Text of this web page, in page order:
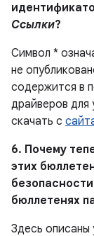
Ссылки?
Символ *
не
содержится в
драйверов для
скачать с
6. Почему
этих
бюллетенях
Здесь